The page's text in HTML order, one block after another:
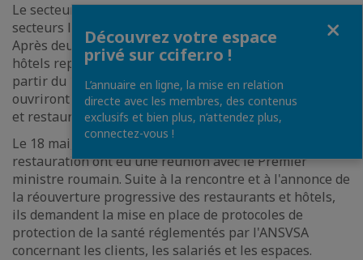
Le secteur de l’hôtellerie-restauration fait partie des
secteurs les plus touchés par la crise sanitaire actuelle.
Après deux mois et demi d'inactivité, les terrasses et
hôtels reprendront progressivement leur activité à
partir du 1er juin et, le 15 juin, les restaurants
ouvriront aussi. L'objectif est de rouvrir tous les hôtels
et restaurants avant le 1er juillet.
Le 18 mai, les représentants de l'industrie hôtellerie-
restauration ont eu une réunion avec le Premier
ministre roumain. Suite à la rencontre et à l'annonce de
la réouverture progressive des restaurants et hôtels,
ils demandent la mise en place de protocoles de
protection de la santé réglementés par l'ANSVSA
concernant les clients, les salariés et les espaces.
Découvrez votre espace
privé sur ccifer.ro !
L’annuaire en ligne, la mise en relation
directe avec les membres, des contenus
exclusifs et bien plus, n’attendez plus,
connectez-vous !